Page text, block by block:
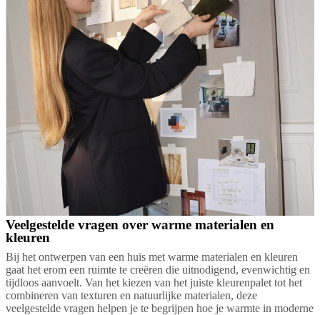
Veelgestelde vragen over warme materialen en
kleuren
Bij het ontwerpen van een huis met warme materialen en kleuren
gaat het erom een ruimte te creëren die uitnodigend, evenwichtig en
tijdloos aanvoelt. Van het kiezen van het juiste kleurenpalet tot het
combineren van texturen en natuurlijke materialen, deze
veelgestelde vragen helpen je te begrijpen hoe je warmte in moderne